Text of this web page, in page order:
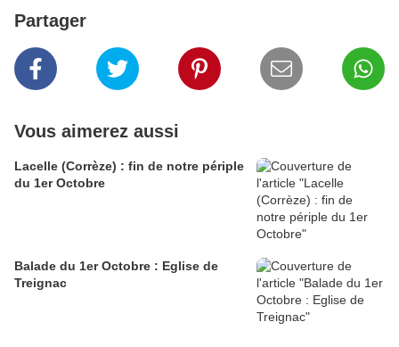
Partager
Vous aimerez aussi
Lacelle (Corrèze) : fin de notre périple
du 1er Octobre
Balade du 1er Octobre : Eglise de
Treignac